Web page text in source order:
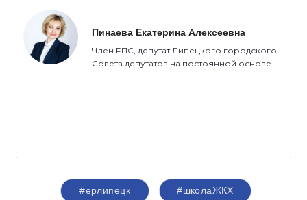
Пинаева Екатерина Алексеевна
Член РПС, депутат Липецкого городского
Совета депутатов на постоянной основе
#ерлипецк #школаЖКХ